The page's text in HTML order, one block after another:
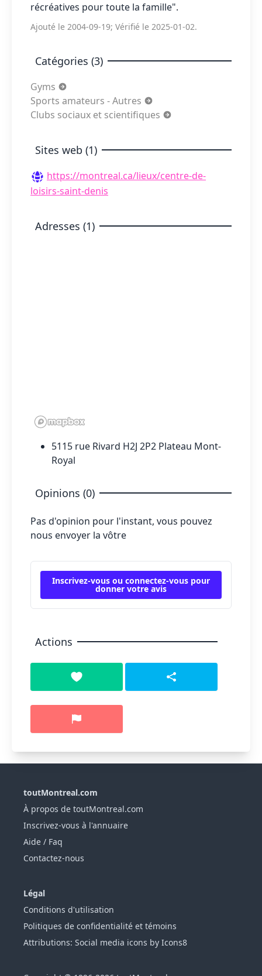
récréatives pour toute la famille".
Ajouté le 2004-09-19; Vérifié le 2025-01-02.
Catégories (3)
Gyms
Sports amateurs - Autres
Clubs sociaux et scientifiques
Sites web (1)
https://montreal.ca/lieux/centre-de-
loisirs-saint-denis
Adresses (1)
5115 rue Rivard H2J 2P2 Plateau Mont-
Royal
Opinions (0)
Pas d'opinion pour l'instant, vous pouvez
nous envoyer la vôtre
Inscrivez-vous ou connectez-vous pour
donner votre avis
Actions
toutMontreal.com
À propos de toutMontreal.com
Inscrivez-vous à l'annuaire
Aide / Faq
Contactez-nous
Légal
Conditions d'utilisation
Politiques de confidentialité et témoins
Attributions: Social media icons by Icons8